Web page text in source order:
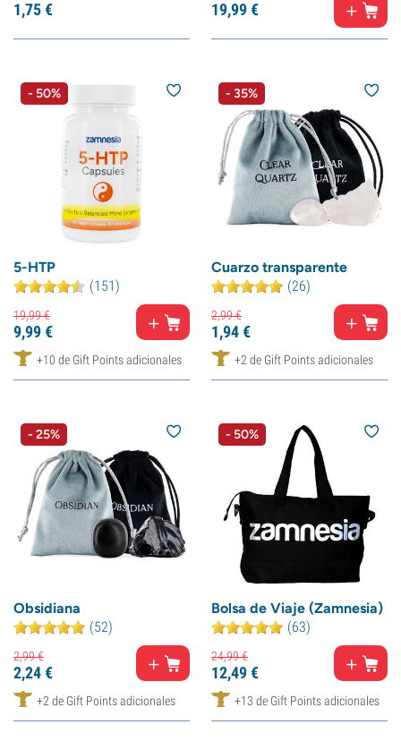
1,75€ 19,99€
- 50%
5-HTP
(151)
19,99€
9,99€
+10 de Gift Points adicionales
- 35%
Cuarzo transparente
(26)
2,99€
1,94€
+2 de Gift Points adicionales
- 25%
Obsidiana
(52)
2,99€
2,24€
+2 de Gift Points adicionales
- 50%
Bolsa de Viaje (Zamnesia)
(63)
24,99€
12,49€
+13 de Gift Points adicionales